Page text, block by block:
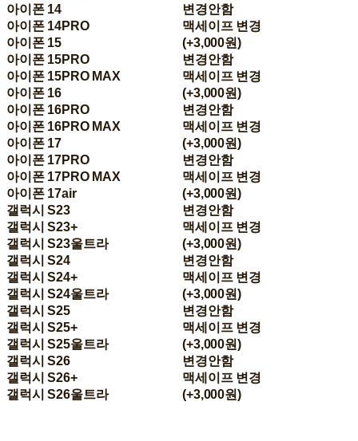
아이폰 14
아이폰 14PRO
아이폰 15
아이폰 15PRO
아이폰 15PRO MAX
아이폰 16
아이폰 16PRO
아이폰 16PRO MAX
아이폰 17
아이폰 17PRO
아이폰 17PRO MAX
아이폰 17air
갤럭시 S23
갤럭시 S23+
갤럭시 S23울트라
갤럭시 S24
갤럭시 S24+
갤럭시 S24울트라
갤럭시 S25
갤럭시 S25+
갤럭시 S25울트라
갤럭시 S26
갤럭시 S26+
갤럭시 S26울트라
변경안함
맥세이프 변경
(+3,000원)
변경안함
맥세이프 변경
(+3,000원)
변경안함
맥세이프 변경
(+3,000원)
변경안함
맥세이프 변경
(+3,000원)
변경안함
맥세이프 변경
(+3,000원)
변경안함
맥세이프 변경
(+3,000원)
변경안함
맥세이프 변경
(+3,000원)
변경안함
맥세이프 변경
(+3,000원)